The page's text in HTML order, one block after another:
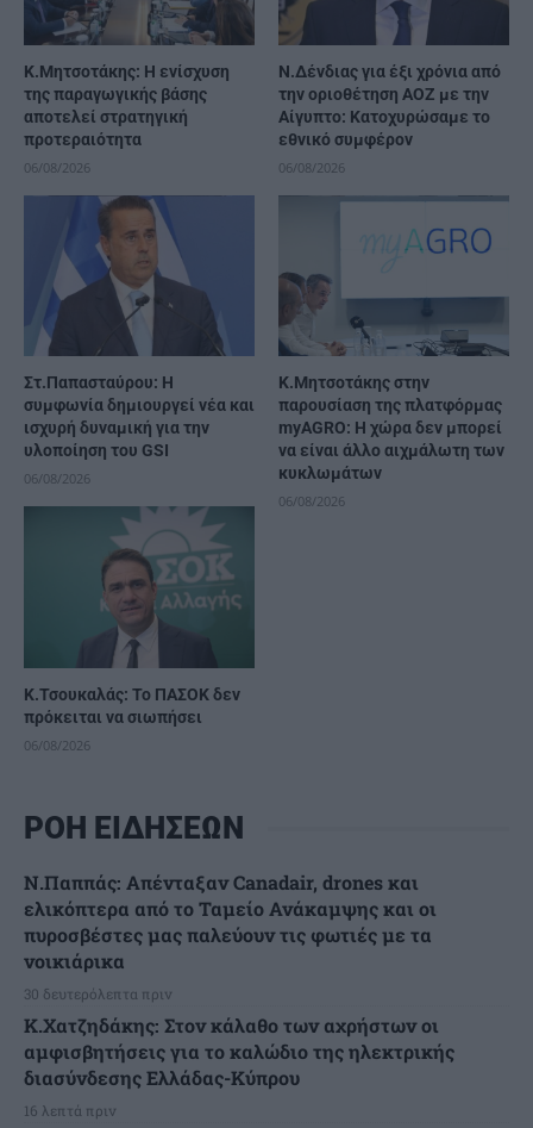
Κ.Μητσοτάκης: Η ενίσχυση
της παραγωγικής βάσης
αποτελεί στρατηγική
προτεραιότητα
06/08/2026
Ν.Δένδιας για έξι χρόνια από
την οριοθέτηση ΑΟΖ με την
Αίγυπτο: Κατοχυρώσαμε το
εθνικό συμφέρον
06/08/2026
Στ.Παπασταύρου: Η
συμφωνία δημιουργεί νέα και
ισχυρή δυναμική για την
υλοποίηση του GSI
06/08/2026
Κ.Μητσοτάκης στην
παρουσίαση της πλατφόρμας
myAGRO: Η χώρα δεν μπορεί
να είναι άλλο αιχμάλωτη των
κυκλωμάτων
06/08/2026
Κ.Τσουκαλάς: Το ΠΑΣΟΚ δεν
πρόκειται να σιωπήσει
06/08/2026
ΡΟΗ ΕΙΔΗΣΕΩΝ
Ν.Παππάς: Απένταξαν Canadair, drones και
ελικόπτερα από το Ταμείο Ανάκαμψης και οι
πυροσβέστες μας παλεύουν τις φωτιές με τα
νοικιάρικα
30 δευτερόλεπτα πριν
Κ.Χατζηδάκης: Στον κάλαθο των αχρήστων οι
αμφισβητήσεις για το καλώδιο της ηλεκτρικής
διασύνδεσης Ελλάδας-Κύπρου
16 λεπτά πριν